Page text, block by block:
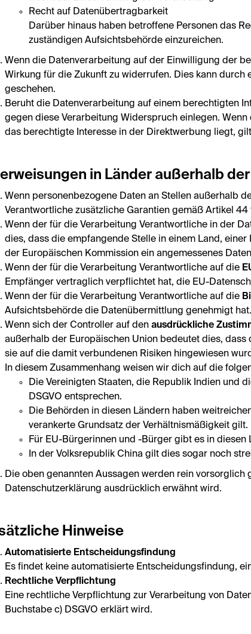
Recht auf Datenübertragbarkeit
Darüber hinaus haben betroffene Personen das
zuständigen Aufsichtsbehörde einzureichen.
Wenn die Datenverarbeitung auf der Einwilligung der
Wirkung für die Zukunft zu widerrufen. Dies kann
geschehen.
Beruht die Datenverarbeitung auf einem berechtigten
gegen diese Verarbeitung Widerspruch einlegen.
das berechtigte Interesse in der Direktwerbung liegt,
in Länder außerhalb
Wenn personenbezogene Daten an Stellen außerhalb
Verantwortliche zusätzliche Garantien gemäß Artikel 44
Wenn der für die Verarbeitung Verantwortliche in der
dies, dass die empfangende Stelle in einem Land,
der Europäischen Kommission ein angemessenes
Wenn der für die Verarbeitung Verantwortliche auf die
Empfänger vertraglich verpflichtet hat, die EU-
Wenn der für die Verarbeitung Verantwortliche auf die
Aufsichtsbehörde die Datenübermittlung genehmigt
Wenn sich der Controller auf den ausdrückliche
außerhalb der Europäischen Union bedeutet dies,
sie auf die damit verbundenen Risiken hingewiesen
In diesem Zusammenhang weisen wir dich auf die
Die Vereinigten Staaten, die Republik Indien und
DSGVO entsprechen.
Die Behörden in diesen Ländern haben
verankerte Grundsatz der Verhältnismäßigkeit gilt.
Für EU-Bürgerinnen und -Bürger gibt es in
In der Volksrepublik China gilt dies sogar noch
Die oben genannten Aussagen werden rein
Datenschutzerklärung ausdrücklich erwähnt wird.
Hinweise
Automatisierte Entscheidungsfindung
Es findet keine automatisierte Entscheidungsfindung,
Rechtliche Verpflichtung
Eine rechtliche Verpflichtung zur Verarbeitung von
Buchstabe c) DSGVO erklärt wird.